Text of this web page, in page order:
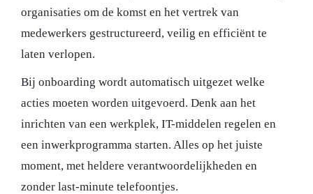
organisaties om de komst en het vertrek van
medewerkers gestructureerd, veilig en efficiënt te
laten verlopen.
Bij onboarding wordt automatisch uitgezet welke
acties moeten worden uitgevoerd. Denk aan het
inrichten van een werkplek, IT-middelen regelen en
een inwerkprogramma starten. Alles op het juiste
moment, met heldere verantwoordelijkheden en
zonder last-minute telefoontjes.